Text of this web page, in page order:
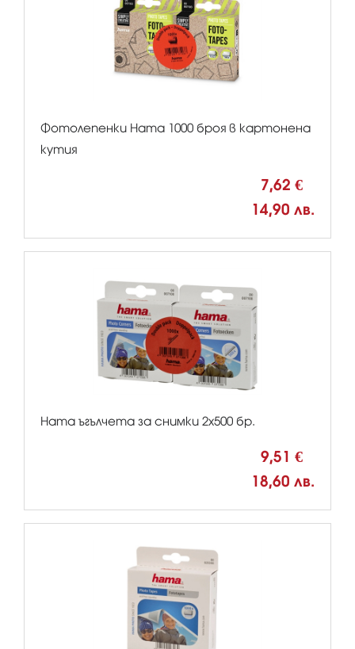
Фотолепенки Hama 1000 броя в картонена
кутия
7,62 €
14,90 лв.
Hama ъгълчета за снимки 2х500 бр.
9,51 €
18,60 лв.